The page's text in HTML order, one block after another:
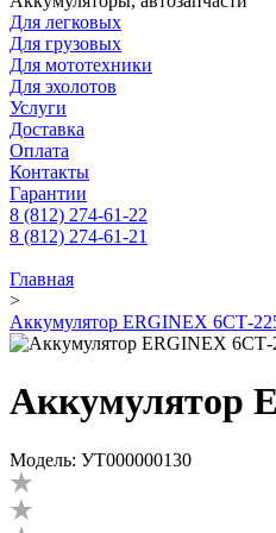
Для легковых
Для грузовых
Для мототехники
Для эхолотов
Услуги
Доставка
Оплата
Контакты
Гарантии
8 (812) 274-61-22
8 (812) 274-61-21
Главная
>
Аккумулятор ERGINEX 6СТ-
Аккумулятор
Модель: УТ000000130